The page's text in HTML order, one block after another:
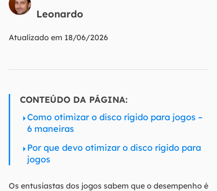
Leonardo
Atualizado em 18/06/2026
CONTEÚDO DA PÁGINA:
Como otimizar o disco rígido para jogos –
6 maneiras
Por que devo otimizar o disco rígido para
jogos
Os entusiastas dos jogos sabem que o desempenho é